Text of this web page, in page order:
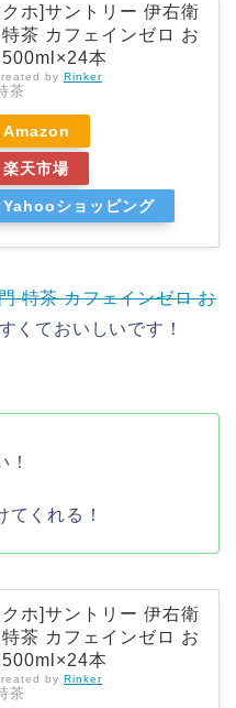
クホ]サントリー 伊右衛
特茶 カフェインゼロ お
本
by Rinker
茶
Amazon
楽天市場
Yahooショッピング
特茶 カフェインゼロ お
くておいしいです！
！
てくれる！
クホ]サントリー 伊右衛
特茶 カフェインゼロ お
本
by Rinker
茶